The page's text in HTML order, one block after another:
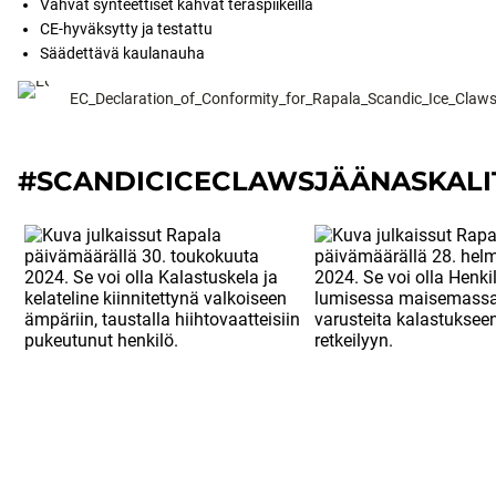
Vahvat synteettiset kahvat teräspiikeillä
CE-hyväksytty ja testattu
Säädettävä kaulanauha
EC_Declaration_of_Conformity_for_Rapala_Scandic_Ice_Claws